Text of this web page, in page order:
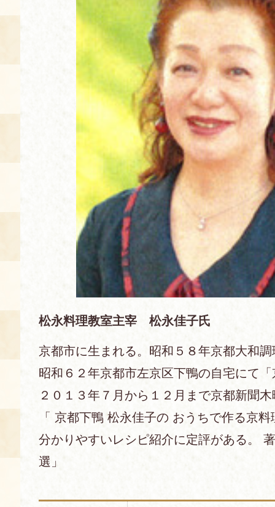
アクセス
FAQ
募集中の教室
キャンセル・ご変更
食の海援隊・陸援隊 会員限定
展示室
展示室のご紹介
お土産コーナー
レンタル
備品リスト
空き状況・ご予約
使用料・お支払い方法
団体向け見学・体験
食の語り部の部屋
展示見学
講演会付き料理教室
あじわい館弁当
松永料理教室主宰 松永佳子氏
京都市に生まれる。昭和５８年京都大和
昭和６２年京都市左京区下鴨の自宅にて
２０１３年７月から１２月まで京都新聞
「 京都下鴨 松永佳子の おうちで作る京
分かりやすいレシピ紹介に定評がある。
選」